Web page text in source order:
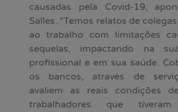
causadas pela Covid-19,
Salles. “Temos relatos de
ao trabalho com limitações
sequelas, impactando na
profissional e em sua saúde.
os bancos, através de
avaliem as reais condições
trabalhadores que tiveram